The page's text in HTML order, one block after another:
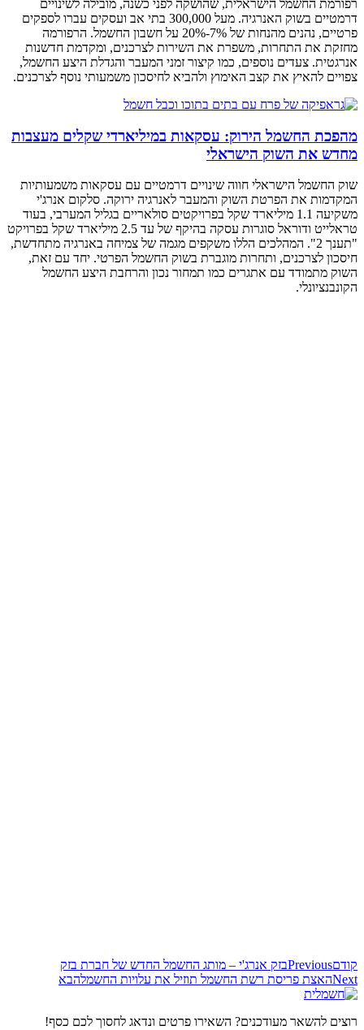
רפורמת החשמל הישראלית, שהושקה לפני כשנה, מובילה לשינויים
דרמטיים בשוק האנרגיה. מעל 300,000 בתי אב ועסקים עברו לספקים
פרטיים, נהנים מהנחות של 7%-20% על חשבון החשמל. הרפורמה
מחזקת את התחרות, משפרת את השירות לצרכנים, ומקדמת חדשנות
אנרגטית. צעדים נוספים, כמו קיצור זמני המעבר והגדלת היצע החשמל,
צפויים להאיץ את קצב האימוץ ולהביא לחיסכון משמעותי נוסף לצרכנים.
מהפכת החשמל הירוק: עסקאות במיליארדי שקלים מעצבות
מחדש את השוק הישראלי
שוק החשמל הישראלי חווה שינויים דרמטיים עם עסקאות משמעותיות
המקדמות את הפרטת השוק והמעבר לאנרגיה ירוקה. סלקום אנרג'י
משקיעה 1.1 מיליארד שקל בפרויקטים סולאריים בגליל המערבי, בעוד
טראלייט ודוראל סוגרות עסקה בהיקף של עד 2.5 מיליארד שקל בפרויקט
"תענך 2". המהלכים הללו משקפים מגמה של צמיחה באנרגיה מתחדשת,
חיסכון לצרכנים, ותחרות מוגברת בשוק החשמל הפרטי. יחד עם זאת,
השוק מתמודד עם אתגרים כמו תמחור נכון והרחבת היצע החשמל
הקונבנציונלי.
קודםPreviousבזק אנרג'י – מותג החשמל החדש של חברת בזק
Nextהאצת פריסת רשת החשמל תוזיל את עלויות החשמלהבא
רוצים להשאר מעודכנים? השאירו פרטים ונדאג לחסוך לכם כסף!